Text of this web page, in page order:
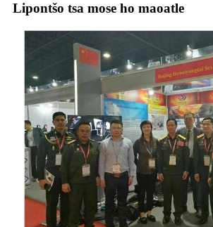
Lipontšo tsa mose ho maoatle